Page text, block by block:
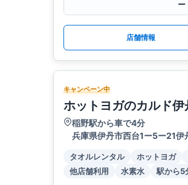
ー
店舗情報
キャンペーン中
ホットヨガのカルド伊
稲野駅から車で4分
兵庫県伊丹市西台1ー5ー21伊
タオルレンタル ホットヨガ
他店舗利用
水素水 駅から5